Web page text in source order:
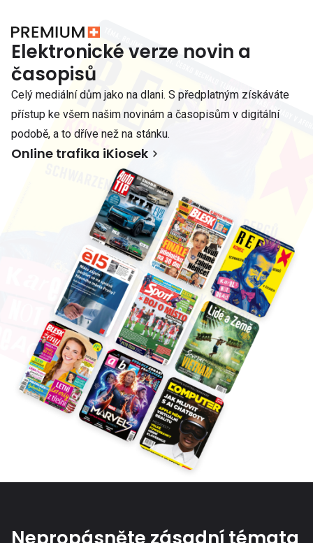
Elektronické verze novin a
časopisů
Celý mediální dům jako na dlani. S předplatným získáváte
přístup ke všem našim novinám a časopisům v digitální
podobě, a to dříve než na stánku.
Online trafika iKiosek